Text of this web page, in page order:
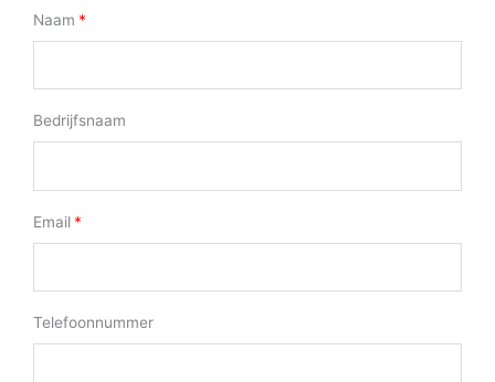
Naam
Bedrijfsnaam
Email
Telefoonnummer